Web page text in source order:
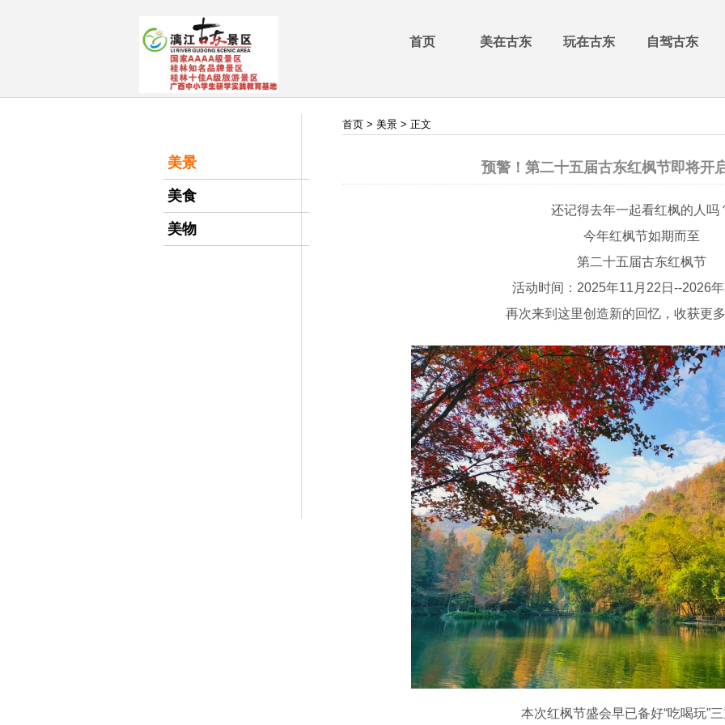
首页 美在古东 玩在古东 自驾古东
美景
美食
美物
首页 > 美景 > 正文
预警！第二十五届古东红枫节即将开
还记得去年一起看红枫的人吗
今年红枫节如期而至
第二十五届古东红枫节
活动时间：2025年11月22日--2026
再次来到这里创造新的回忆，收获更
本次红枫节盛会早已备好“吃喝玩”